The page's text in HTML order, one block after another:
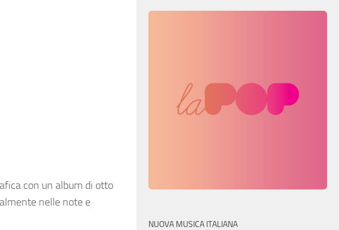
con un album di otto
nelle note e
NUOVA MUSICA ITALIANA